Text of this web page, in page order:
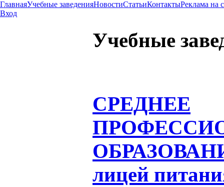
ГлавнаяУчебные заведенияНовостиСтатьиКонтактыРеклама на
Вход
Учебные
СРЕДНЕЕ
лицей